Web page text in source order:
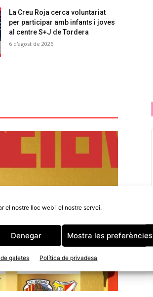
el nostre lloc web i el nostre servei.
Denegar Mostra les preferències
galetes Política de privadesa
La Creu Roja cerca voluntariat
per participar amb infants i joves
al centre S+J de Tordera
6 d'agost de 2026